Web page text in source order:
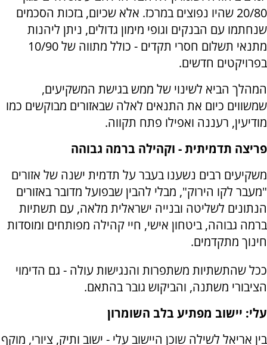
20/80 שהיו נפוצים במרכז. אלא שכיום, בזכות הסכמים
שנחתמו עם הבנקים וגופי מימון גדולים, ניתן ליהנות
מתנאי תשלום חסרי תקדים - כולל מתווה של 10/90
בפרויקטים חדשים.
המהלך הביא לשינוי של ממש בגישת המשקיעים,
שמשווים כיום את התנאים לאלה שבאזורים מבוקשים כמו
מודיעין, רעננה ואפילו פתח תקווה.
פריצה תדמיתית - וקהילה ברמה גבוהה
משקיעים רבים נשענו בעבר על תדמית ישנה של אזורים
"מעבר לקו הירוק", מבלי להבין שבפועל מדובר באזורים
הנתונים לשליטה ובנייה ישראלית מלאה, עם תשתיות
ברמה גבוהה, ביטחון אישי, חיי קהילה מפותחים ומוסדות
חינוך מתקדמים.
ככל שהתשתיות משתפרות והנגישות עולה - גם הדימוי
הציבורי משתנה, והביקוש גובר בהתאם.
עלי: יישוב מפתיע בלב השומרון
בין אריאל לשילה שוכן היישוב עלי - ישוב ותיק, ציורי, מוקף